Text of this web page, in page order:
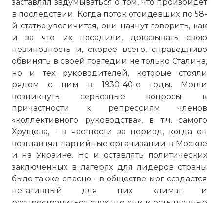
заставлял задумываться о том, что произойдет
в последствии. Когда поток отсидевших по 58-
й статье увеличится, они начнут говорить, как
и за что их посадили, доказывать свою
невиновность и, скорее всего, справедливо
обвинять в своей трагедии не только Сталина,
но и тех руководителей, которые стояли
рядом с ним в 1930-40-е годы. Могли
возникнуть серьезные вопросы к
причастности к репрессиям членов
«коллективного руководства», в т.ч. самого
Хрущева, - в частности за период, когда он
возглавлял партийные организации в Москве
и на Украине. Но и оставлять политических
заключенных в лагерях для лидеров страны
было также опасно - в обществе мог создастся
негативный для них климат и